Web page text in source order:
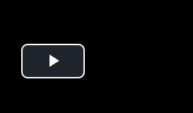
P